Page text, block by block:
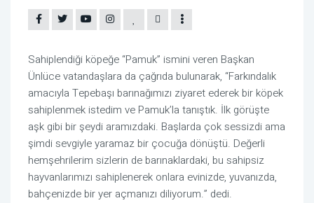
Sahiplendiği köpeğe “Pamuk” ismini veren Başkan
Ünlüce vatandaşlara da çağrıda bulunarak, “Farkındalık
amacıyla Tepebaşı barınağımızı ziyaret ederek bir köpek
sahiplenmek istedim ve Pamuk’la tanıştık. İlk görüşte
aşk gibi bir şeydi aramızdaki. Başlarda çok sessizdi ama
şimdi sevgiyle yaramaz bir çocuğa dönüştü. Değerli
hemşehrilerim sizlerin de barınaklardaki, bu sahipsiz
hayvanlarımızı sahiplenerek onlara evinizde, yuvanızda,
bahçenizde bir yer açmanızı diliyorum.” dedi.